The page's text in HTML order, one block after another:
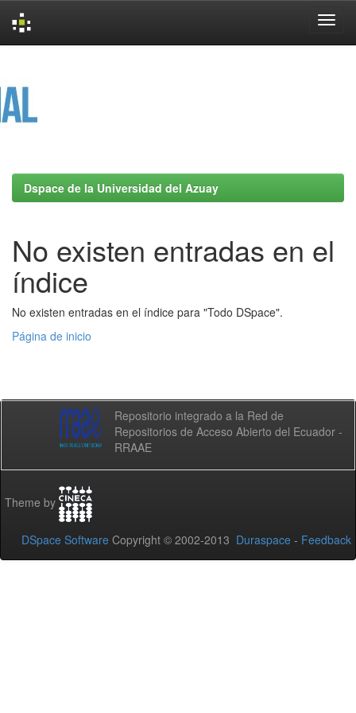
Dspace de la Universidad del Azuay
No existen entradas en el
índice
No existen entradas en el índice para "Todo DSpace".
Página de inicio
Repositorio integrado a la Red de
Repositorios de Acceso Abierto del Ecuador -
RRAAE
Theme by
DSpace Software Copyright © 2002-2013 Duraspace - Feedback